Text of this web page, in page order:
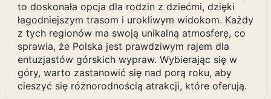
to doskonała opcja dla rodzin z dziećmi, dzięki
łagodniejszym trasom i urokliwym widokom. Każdy
z tych regionów ma swoją unikalną atmosferę, co
sprawia, że Polska jest prawdziwym rajem dla
entuzjastów górskich wypraw. Wybierając się w
góry, warto zastanowić się nad porą roku, aby
cieszyć się różnorodnością atrakcji, które oferują.